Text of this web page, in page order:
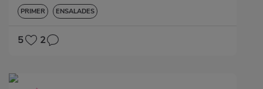
PRIMER ENSALADES
5 2